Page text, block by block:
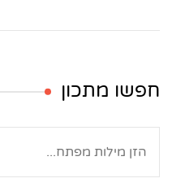
חפשו מתכון